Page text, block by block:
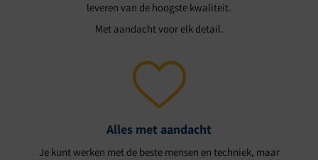
leveren van de hoogste kwaliteit.
Met aandacht voor elk detail.
Alles met aandacht
Je kunt werken met de beste mensen en techniek, maar